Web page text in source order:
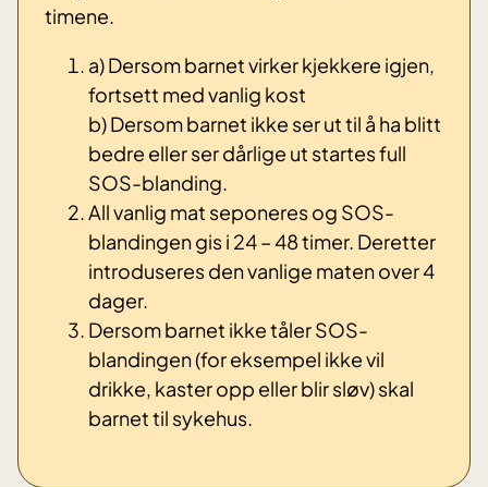
timene.
a) Dersom barnet virker kjekkere igjen,
fortsett med vanlig kost
b) Dersom barnet ikke ser ut til å ha blitt
bedre eller ser dårlige ut startes full
SOS-blanding.
All vanlig mat seponeres og SOS-
blandingen gis i 24 – 48 timer. Deretter
introduseres den vanlige maten over 4
dager.
Dersom barnet ikke tåler SOS-
blandingen (for eksempel ikke vil
drikke, kaster opp eller blir sløv) skal
barnet til sykehus.